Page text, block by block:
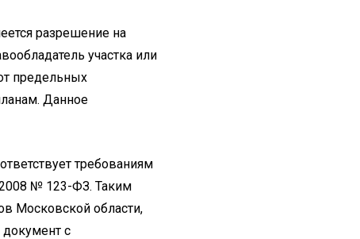
разрешение на
участка или
предельных
Данное
требованиям
№ 123-ФЗ. Таким
Московской области,
документ с